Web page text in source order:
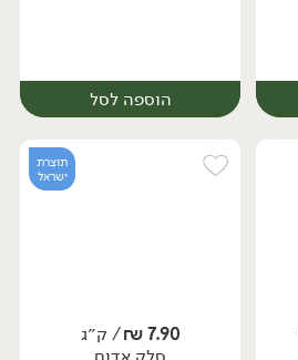
הוספה לסל
תוצרת
ישראל
7.90
₪/ ק״ג